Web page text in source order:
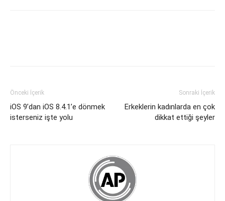
Önceki İçerik
iOS 9’dan iOS 8.4.1’e dönmek
isterseniz işte yolu
Sonraki İçerik
Erkeklerin kadınlarda en çok
dikkat ettiği şeyler